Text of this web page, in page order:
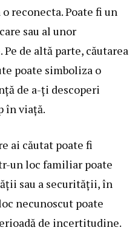
reconecta. Poate fi un
sau al unor
de altă parte, căutarea
poate simboliza o
de a-ți descoperi
în viață.
ai căutat poate fi
un loc familiar poate
sau a securității, în
necunoscut poate
de incertitudine.